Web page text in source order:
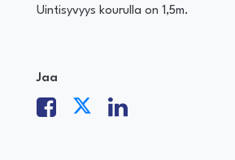
Uintisyvyys kourulla on 1,5m.
Jaa